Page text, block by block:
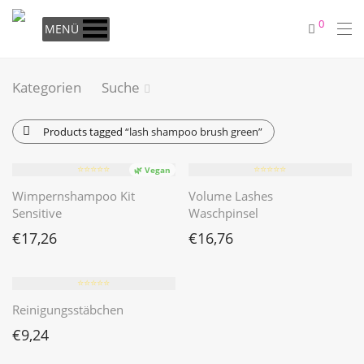
MENÜ 0
Kategorien Suche
Products tagged “lash shampoo brush green”
⭐️⭐️⭐️⭐️⭐️ 🌿 Vegan
Wimpernshampoo Kit
Sensitive
€17,26
⭐️⭐️⭐️⭐️⭐️
Volume Lashes
Waschpinsel
€16,76
⭐️⭐️⭐️⭐️⭐️
Reinigungsstäbchen
€9,24